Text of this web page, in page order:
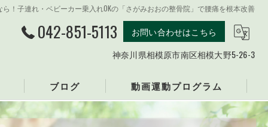
！子連れ・ベビーカー乗入れOKの「さがみおおの整骨院」で腰痛を根本改善
042-851-5113
お問い合わせはこちら
神奈川県相模原市南区相模大野5-26-3
ブログ 動画運動プログラム